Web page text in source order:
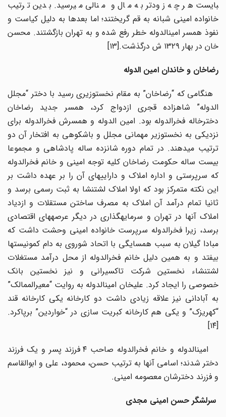
بایست هر چه زودتر به مال و منالی می­رسید. بدین ترتیب
خانواده امینی شبانه به قم گریختند؛ اما بعدها به دلیل کیاست و
نفوذ همسر امین­الدوله خطر رفع شده و به تهران بازگشتند. محسن
خان در بهار ۱۳۲۹ ش درگذشت.[۱۳]
رضاخان و خاندان امین­ الدوله
هنگامی که “رضاخان” به مقام نخست­وزیری رسید با دختر “مجلل
الدوله” شاهزاده قجری ازدواج کرد، همسر جدید رضاخان
دخترخاله فخرالدوله بود. امین الدوله و همسرش فخرالدوله برای
نزدیکی به نخست­وزیر مهمانی مجلل و باشکوهی به افتخار آن دو
ترتیب می­دهند. در تمام دوره شانزده ساله پادشاهی و مجموعا
بیست ساله حکومت رضاخان کلیه توجه امینی و خانم فخرالدوله
که سرپرستی و اداره املاک و دارایی­های آن را بر عهده داشت بر
این نکته متمرکز بود که اولا املاک لشت­نشا به ثبت رسمی برسد و
ثانیا تمام درآمد آن املاک به مصرف ساختن مستقلات و ازدیاد
املاک آن­ها در تهران و سرمایه­گذاری در دیگر عرصه­های اقتصادی
برسد، زیرا فخرالدوله سرپرست خانواده امینی وحشت داشت که
مبادا گیلان به سبب همسایگی با اتحاد شوروی به دام کمونیست­ها
بیفتد و به همین دلیل خانم فخرالدوله از محل درآمد مستغلات
لشت­نشاء نخستین شرکت تاکسیرانی و نیز نخستین بانک
خصوصی را ایجاد کرد. علیخان امین­الدوله به روایت “معیر­الممالک”
به آبادانی نیز علاقه زیادی داشت دو کارخانه یکی کارخانه قند
“کهریزک” و یکی هم کارخانه کبریت سازی در “خواردین” برپاکرد.
امین­الدوله و خانم فخرالدوله صاحب ۴ فرزند پسر و یک فرزند
دختر شدند؛ اسامی آن­ها به ترتیب حسن، محمود، علی و ابوالقاسم
و فزرند دخترشان معصومه امینی.
سرلشگر حسن امینی مجدی